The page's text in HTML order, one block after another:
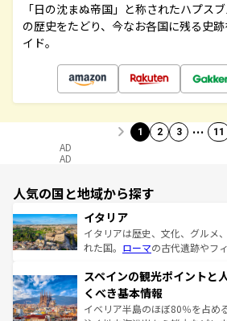
「日の沈まぬ帝国」と称されたハプス
の歴史をたどり、今なお各国に残る史
イド。
1 2 3 … 11
AD
AD
人気の国と地域から探す
イタリア
イタリアは歴史、文化、グルメ
れた国。 ローマの古代遺跡やフ
ろん、トスカーナの美しい田園
景など、自然景観も見逃せない
ピザやパスタなど、絶品のイタ
スペインの観光ポイントと
くべき基本情報
イベリア半島のほぼ80％を占め